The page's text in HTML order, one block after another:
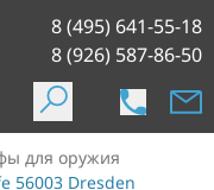
8 (495) 641-55-18
8 (926) 587-86-50
для оружия
56003 Dresden